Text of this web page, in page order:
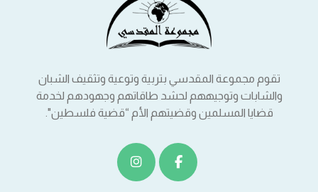
تقوم مجموعة المقدسي بتربية وتوعية وتثقيف الشبان
والشابات وتوجيههم لحشد طاقاتهم وجهودهم لخدمة
قضايا المسلمين وقضيتهم الأم “قضية فلسطين".